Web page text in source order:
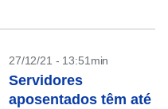
27/12/21 - 13:51min
Servidores
aposentados têm até